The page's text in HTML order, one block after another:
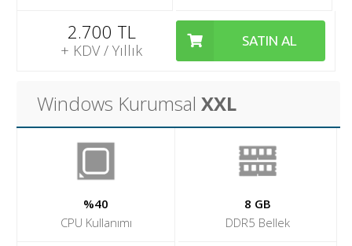
2.700 TL
+ KDV / Yıllık
SATIN AL
Windows Kurumsal XXL
%40
CPU Kullanımı
8 GB
DDR5 Bellek